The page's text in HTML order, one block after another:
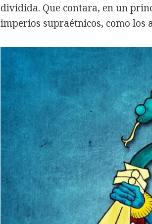
dividida. Que contara, en un
imperios supraétnicos, como los